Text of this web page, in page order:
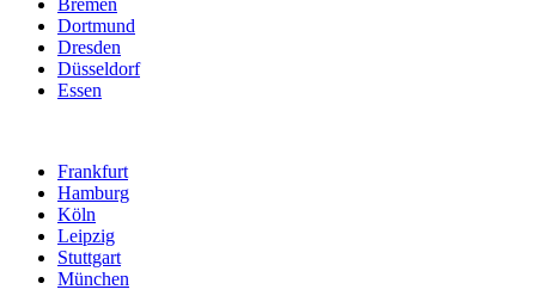
Bremen
Dortmund
Dresden
Düsseldorf
Essen
Frankfurt
Hamburg
Köln
Leipzig
Stuttgart
München